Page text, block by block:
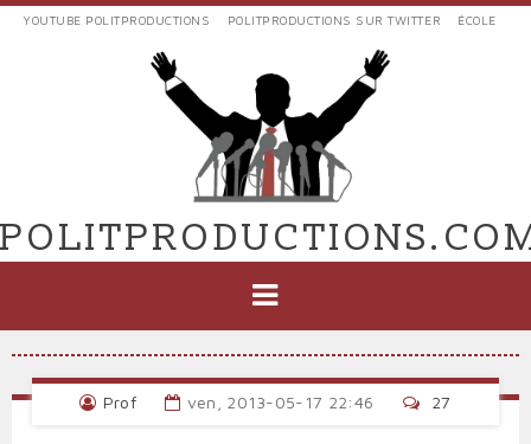
Aller
EXTERNES
POLIT'PRODUCTIONS
YOUTUBE POLITPRODUCTIONS POLITPRODUCTIONS SUR TWITTER ÉCOLE
PRINCIPALE
Prof ven, 2013-05-17 22:46 27